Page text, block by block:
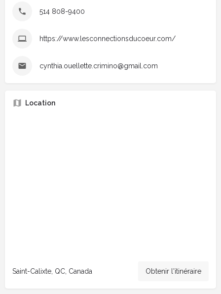
514 808-9400
https://www.lesconnectionsducoeur.com/
cynthia.ouellette.crimino@gmail.com
Location
Saint-Calixte, QC, Canada Obtenir l'itinéraire